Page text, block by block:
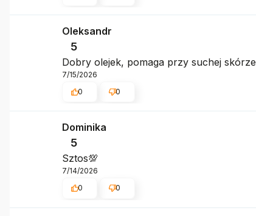
Oleksandr
5
Dobry olejek, pomaga przy suchej skórze
7/15/2026
0
0
Dominika
5
Sztos💯
7/14/2026
0
0